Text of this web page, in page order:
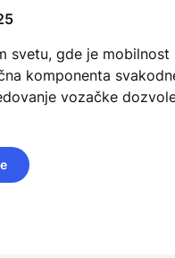
svetu, gde je mobilnost
komponenta
vozačke